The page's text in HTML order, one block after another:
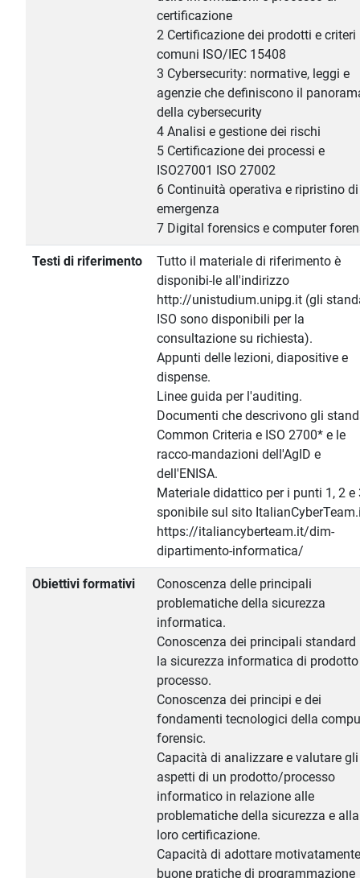
certificazione
2 Certificazione dei prodotti e criteri
comuni ISO/IEC 15408
3 Cybersecurity: normative, leggi e
agenzie che definiscono il
della cybersecurity
4 Analisi e gestione dei rischi
5 Certificazione dei processi e
ISO27001 ISO 27002
6 Continuità operativa e ripristino di
emergenza
7 Digital forensics e computer
Testi di riferimento
Tutto il materiale di riferimento è
disponibi-le all'indirizzo
http://unistudium.unipg.it (gli
ISO sono disponibili per la
consultazione su richiesta).
Appunti delle lezioni, diapositive e
dispense.
Linee guida per l'auditing.
Documenti che descrivono gli
Common Criteria e ISO 2700* e le
racco-mandazioni dell'AgID e
dell'ENISA.
Materiale didattico per i punti 1, 2 e
sponibile sul sito
https://italiancyberteam.it/dim-
dipartimento-informatica/
Obiettivi formativi
Conoscenza delle principali
problematiche della sicurezza
informatica.
Conoscenza dei principali standard
la sicurezza informatica di
processo.
Conoscenza dei principi e dei
fondamenti tecnologici della
forensic.
Capacità di analizzare e valutare gli
aspetti di un prodotto/processo
informatico in relazione alle
problematiche della sicurezza e alla
loro certificazione.
Capacità di adottare motivatamente
buone pratiche di programmazione